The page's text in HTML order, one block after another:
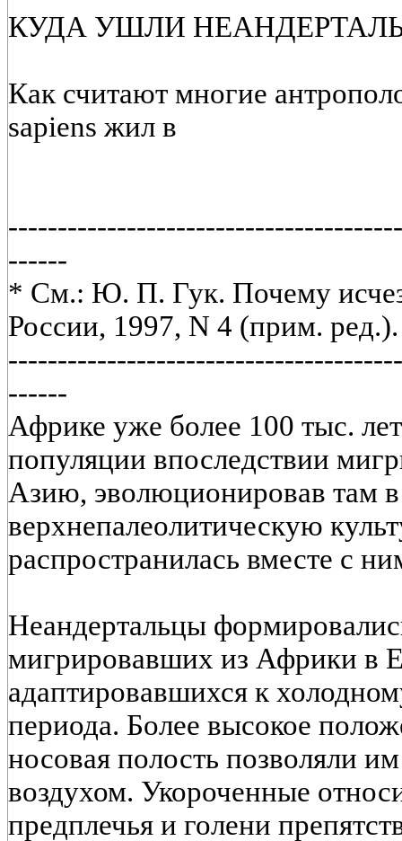
КУДА УШЛИ
Как считают многие
sapiens жил в
------
* См.: Ю. П. Гук. Почему исчез
России, 1997, N 4 (прим. ред.).
------
Африке уже более 100 тыс.
популяции впоследствии
Азию, эволюционировав там
верхнепалеолитическую
распространилась вместе с
Неандертальцы
мигрировавших из Африки в
адаптировавшихся к
периода. Более высокое
носовая полость позволяли
воздухом. Укороченные
предплечья и голени